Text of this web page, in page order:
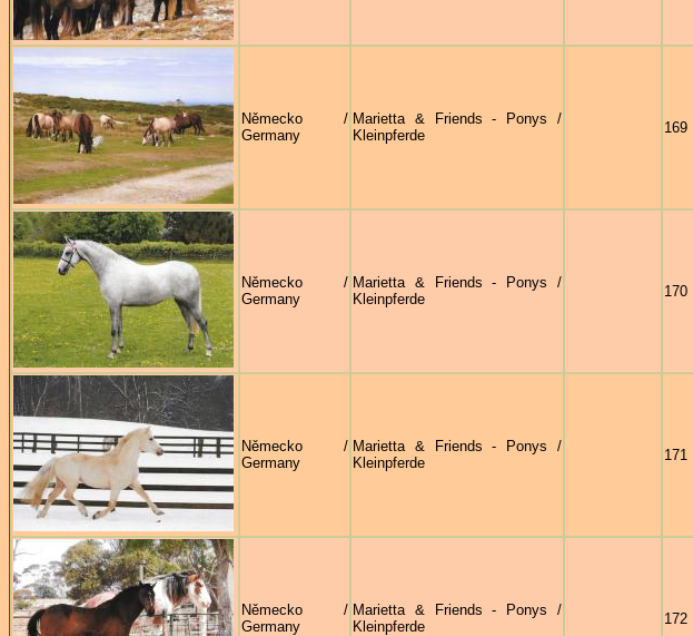
Německo /
Germany
Marietta & Friends - Ponys /
Kleinpferde
169
Německo /
Germany
Marietta & Friends - Ponys /
Kleinpferde
170
Německo /
Germany
Marietta & Friends - Ponys /
Kleinpferde
171
Německo /
Germany
Marietta & Friends - Ponys /
Kleinpferde
172